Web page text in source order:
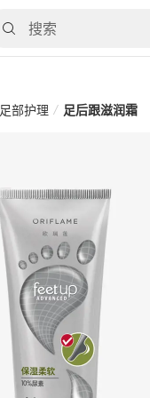
足部护理 / 足后跟滋润霜